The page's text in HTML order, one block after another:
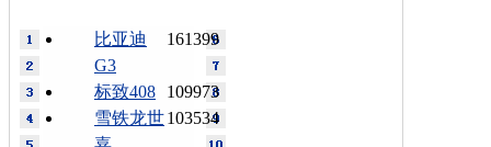
161399
比亚迪
G3
109973
标致408
103534
雪铁龙世